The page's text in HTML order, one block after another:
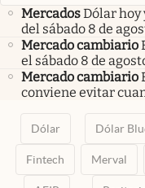
MercadosDólar hoy
del sábado 8 de
Mercado cambiario
el sábado 8 de
Mercado cambiario
conviene evitar
Dólar Dólar
Fintech Merval